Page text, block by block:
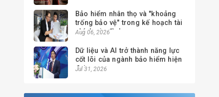
Bảo hiểm nhân thọ và "khoảng
trống bảo vệ" trong kế hoạch tài
chính gia đình
Aug 06, 2026
Dữ liệu và AI trở thành năng lực
cốt lõi của ngành bảo hiểm hiện
đại
Jul 31, 2026